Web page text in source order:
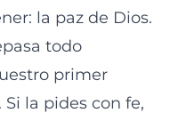
la paz de Dios.
todo
primer
la pides con fe,